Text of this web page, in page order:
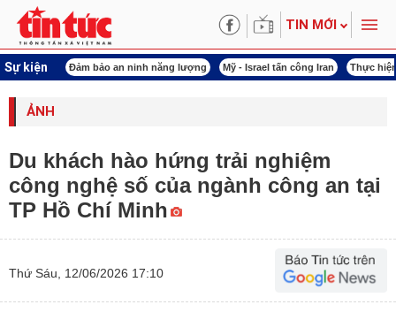
TIN MỚI
Sự kiện
lượng Mỹ - Israel tấn công Iran Thực hiện Nghị quyết 80 Thực hiện
ẢNH
Du khách hào hứng trải nghiệm
công nghệ số của ngành công an tại
TP Hồ Chí Minh
Thứ Sáu, 12/06/2026 17:10